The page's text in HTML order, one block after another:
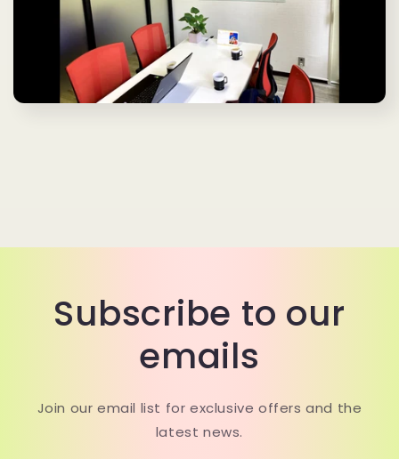
Subscribe to our
emails
Join our email list for exclusive offers and the
latest news.